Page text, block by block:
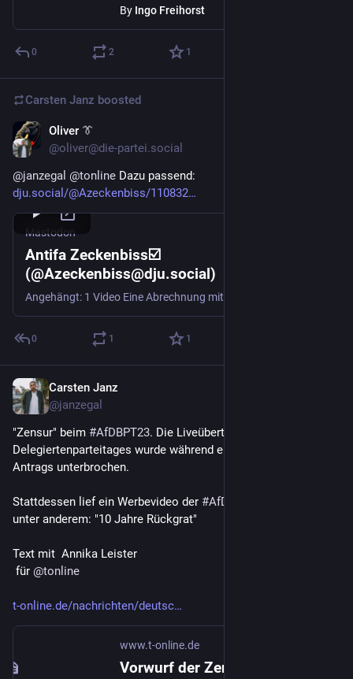
By Ingo Freihorst
0 2 1
Carsten Janz boosted
Oliver 👔
@oliver@die-partei.social
@janzegal @tonline Dazu passend:
dju.social/@Azeckenbiss/110832
Mastodon
Antifa Zeckenbiss☑️
(@Azeckenbiss@dju.social)
0 1 1
Carsten Janz
@janzegal
"Zensur" beim #AfDBPT23. Die Liveübertragung des
Delegiertenparteitages wurde während eines kritischen
Antrags unterbrochen.
Stattdessen lief ein Werbevideo der #AfD
unter anderem: "10 Jahre Rückgrat"
Text mit  Annika Leister
für @tonline
t-online.de/nachrichten/deutsc
www.t-online.de